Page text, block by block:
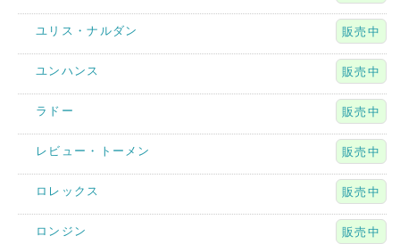
ユリス・ナルダン 販売中
ユンハンス 販売中
ラドー 販売中
レビュー・トーメン 販売中
ロレックス 販売中
ロンジン 販売中